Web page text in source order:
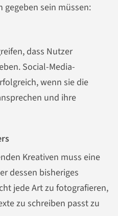
sein müssen:
dass Nutzer
Social-Media-
wenn sie die
und ihre
Kreativen muss eine
dessen bisheriges
jede Art zu fotografieren,
zu schreiben passt zu